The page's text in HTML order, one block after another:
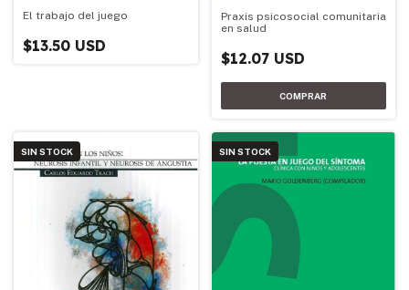
El trabajo del juego
$13.50 USD
Praxis psicosocial comunitaria
en salud
$12.07 USD
SIN STOCK SIN STOCK